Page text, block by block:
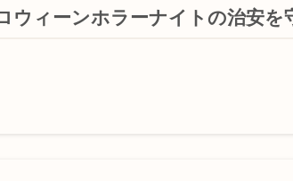
ウィーンホラーナイトの治安を